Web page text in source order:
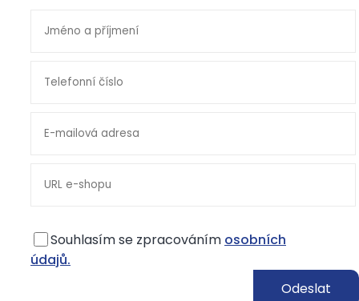
Souhlasím se zpracováním osobních
údajů.